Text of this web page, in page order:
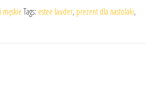
męskie Tags: estee lauder, prezent dla nastolaki,